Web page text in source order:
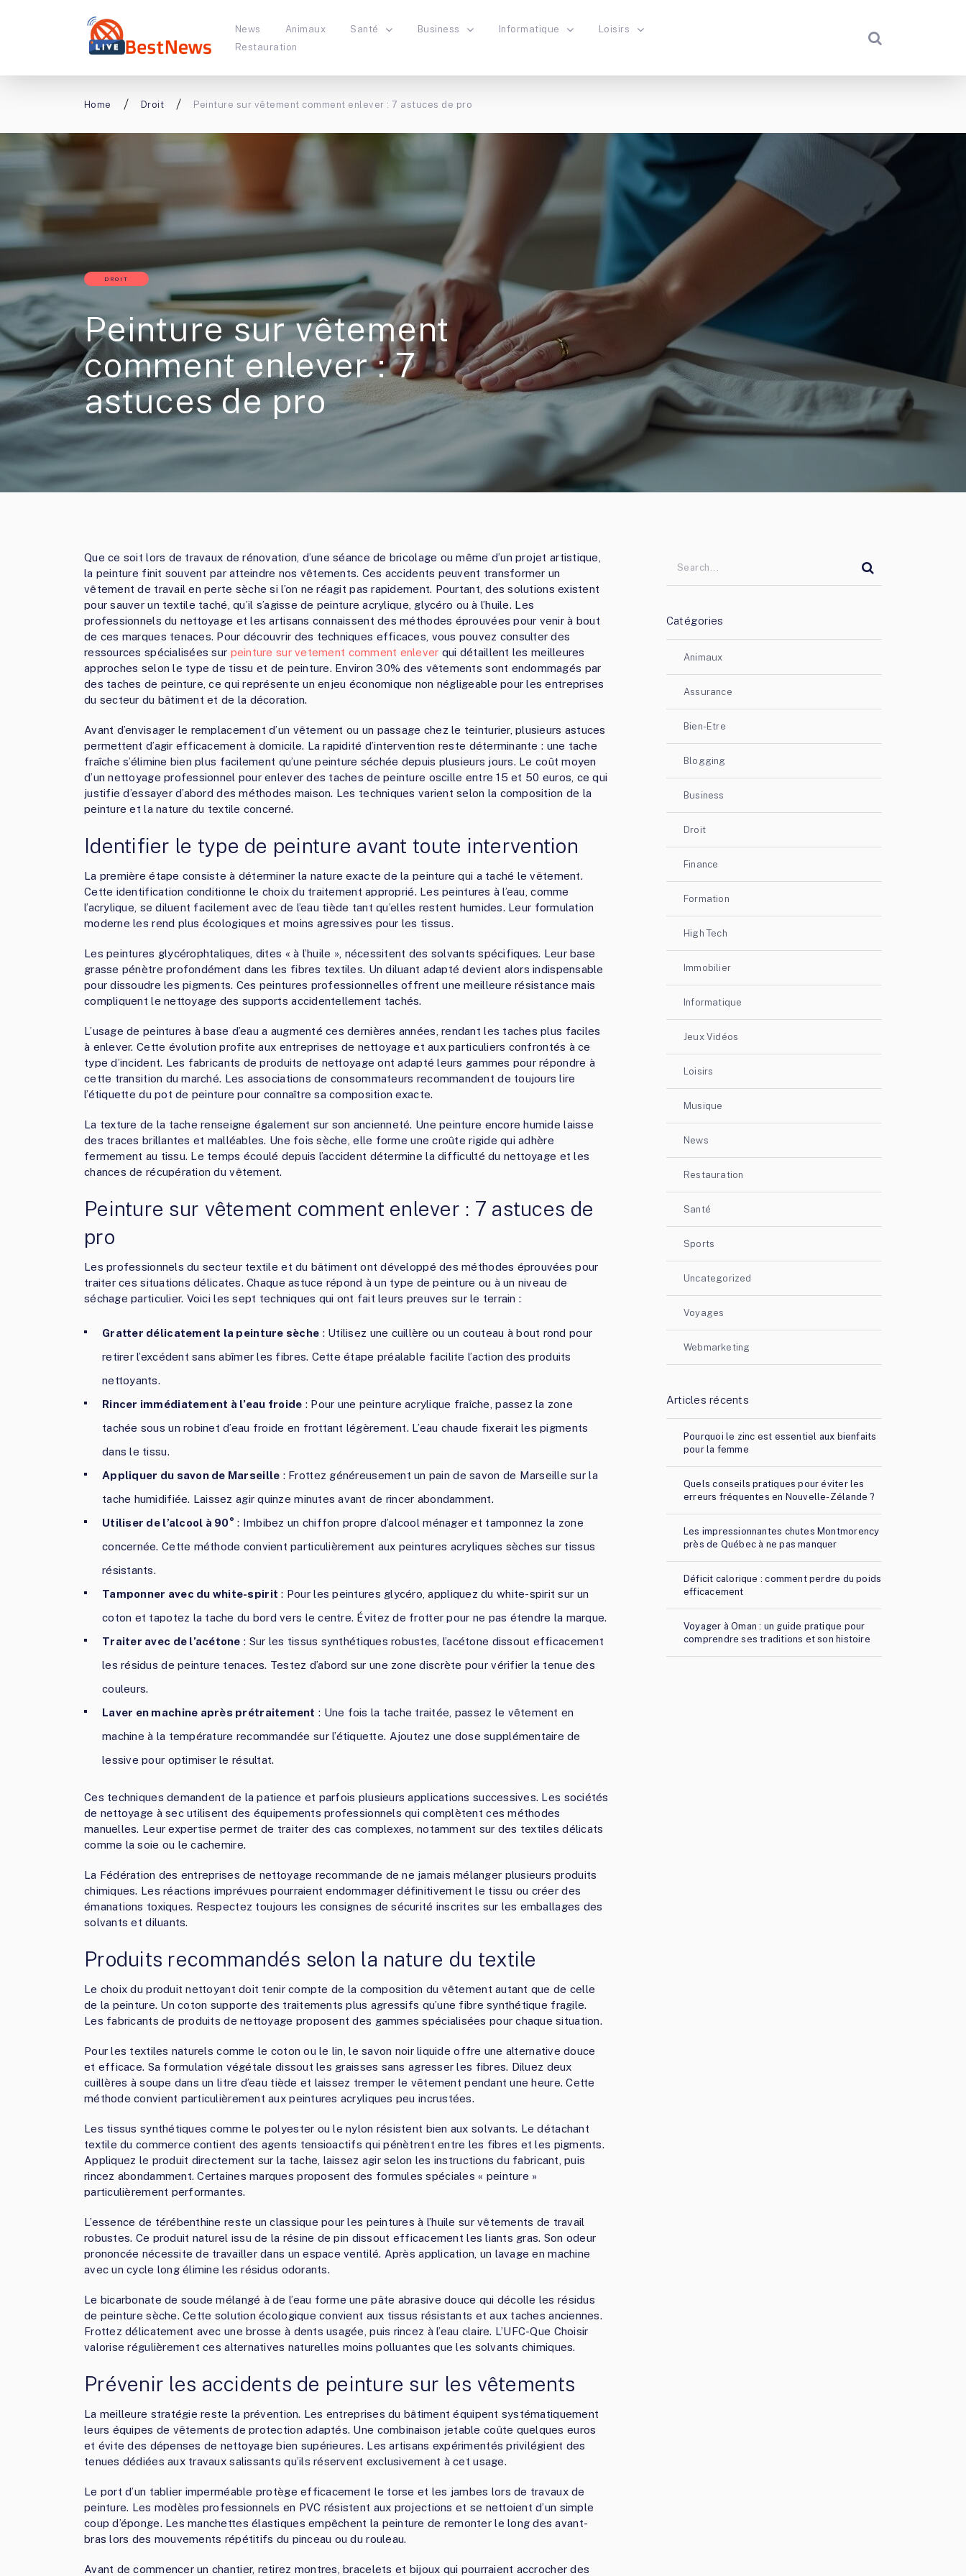
News Animaux Santé Business Informatique
Loisirs
Restauration
Home Droit Peinture sur vêtement comment enlever : 7 astuces de pro
DROIT
Peinture sur vêtement
comment enlever : 7
astuces de pro
Que ce soit lors de travaux de rénovation, d’une séance de bricolage ou même d’un projet artistique,
la peinture finit souvent par atteindre nos vêtements. Ces accidents peuvent transformer un
vêtement de travail en perte sèche si l’on ne réagit pas rapidement. Pourtant, des solutions existent
pour sauver un textile taché, qu’il s’agisse de peinture acrylique, glycéro ou à l’huile. Les
professionnels du nettoyage et les artisans connaissent des méthodes éprouvées pour venir à bout
de ces marques tenaces. Pour découvrir des techniques efficaces, vous pouvez consulter des
ressources spécialisées sur peinture sur vetement comment enlever qui détaillent les meilleures
approches selon le type de tissu et de peinture. Environ 30% des vêtements sont endommagés par
des taches de peinture, ce qui représente un enjeu économique non négligeable pour les entreprises
du secteur du bâtiment et de la décoration.
Avant d’envisager le remplacement d’un vêtement ou un passage chez le teinturier, plusieurs astuces
permettent d’agir efficacement à domicile. La rapidité d’intervention reste déterminante : une tache
fraîche s’élimine bien plus facilement qu’une peinture séchée depuis plusieurs jours. Le coût moyen
d’un nettoyage professionnel pour enlever des taches de peinture oscille entre 15 et 50 euros, ce qui
justifie d’essayer d’abord des méthodes maison. Les techniques varient selon la composition de la
peinture et la nature du textile concerné.
Identifier le type de peinture avant toute intervention
La première étape consiste à déterminer la nature exacte de la peinture qui a taché le vêtement.
Cette identification conditionne le choix du traitement approprié. Les peintures à l’eau, comme
l’acrylique, se diluent facilement avec de l’eau tiède tant qu’elles restent humides. Leur formulation
moderne les rend plus écologiques et moins agressives pour les tissus.
Les peintures glycérophtaliques, dites « à l’huile », nécessitent des solvants spécifiques. Leur base
grasse pénètre profondément dans les fibres textiles. Un diluant adapté devient alors indispensable
pour dissoudre les pigments. Ces peintures professionnelles offrent une meilleure résistance mais
compliquent le nettoyage des supports accidentellement tachés.
L’usage de peintures à base d’eau a augmenté ces dernières années, rendant les taches plus faciles
à enlever. Cette évolution profite aux entreprises de nettoyage et aux particuliers confrontés à ce
type d’incident. Les fabricants de produits de nettoyage ont adapté leurs gammes pour répondre à
cette transition du marché. Les associations de consommateurs recommandent de toujours lire
l’étiquette du pot de peinture pour connaître sa composition exacte.
La texture de la tache renseigne également sur son ancienneté. Une peinture encore humide laisse
des traces brillantes et malléables. Une fois sèche, elle forme une croûte rigide qui adhère
fermement au tissu. Le temps écoulé depuis l’accident détermine la difficulté du nettoyage et les
chances de récupération du vêtement.
Peinture sur vêtement comment enlever : 7 astuces de
pro
Les professionnels du secteur textile et du bâtiment ont développé des méthodes éprouvées pour
traiter ces situations délicates. Chaque astuce répond à un type de peinture ou à un niveau de
séchage particulier. Voici les sept techniques qui ont fait leurs preuves sur le terrain :
Gratter délicatement la peinture sèche : Utilisez une cuillère ou un couteau à bout rond pour
retirer l’excédent sans abîmer les fibres. Cette étape préalable facilite l’action des produits
nettoyants.
Rincer immédiatement à l’eau froide : Pour une peinture acrylique fraîche, passez la zone
tachée sous un robinet d’eau froide en frottant légèrement. L’eau chaude fixerait les pigments
dans le tissu.
Appliquer du savon de Marseille : Frottez généreusement un pain de savon de Marseille sur la
tache humidifiée. Laissez agir quinze minutes avant de rincer abondamment.
Utiliser de l’alcool à 90° : Imbibez un chiffon propre d’alcool ménager et tamponnez la zone
concernée. Cette méthode convient particulièrement aux peintures acryliques sèches sur tissus
résistants.
Tamponner avec du white-spirit : Pour les peintures glycéro, appliquez du white-spirit sur un
coton et tapotez la tache du bord vers le centre. Évitez de frotter pour ne pas étendre la marque.
Traiter avec de l’acétone : Sur les tissus synthétiques robustes, l’acétone dissout efficacement
les résidus de peinture tenaces. Testez d’abord sur une zone discrète pour vérifier la tenue des
couleurs.
Laver en machine après prétraitement : Une fois la tache traitée, passez le vêtement en
machine à la température recommandée sur l’étiquette. Ajoutez une dose supplémentaire de
lessive pour optimiser le résultat.
Ces techniques demandent de la patience et parfois plusieurs applications successives. Les sociétés
de nettoyage à sec utilisent des équipements professionnels qui complètent ces méthodes
manuelles. Leur expertise permet de traiter des cas complexes, notamment sur des textiles délicats
comme la soie ou le cachemire.
La Fédération des entreprises de nettoyage recommande de ne jamais mélanger plusieurs produits
chimiques. Les réactions imprévues pourraient endommager définitivement le tissu ou créer des
émanations toxiques. Respectez toujours les consignes de sécurité inscrites sur les emballages des
solvants et diluants.
Produits recommandés selon la nature du textile
Le choix du produit nettoyant doit tenir compte de la composition du vêtement autant que de celle
de la peinture. Un coton supporte des traitements plus agressifs qu’une fibre synthétique fragile.
Les fabricants de produits de nettoyage proposent des gammes spécialisées pour chaque situation.
Pour les textiles naturels comme le coton ou le lin, le savon noir liquide offre une alternative douce
et efficace. Sa formulation végétale dissout les graisses sans agresser les fibres. Diluez deux
cuillères à soupe dans un litre d’eau tiède et laissez tremper le vêtement pendant une heure. Cette
méthode convient particulièrement aux peintures acryliques peu incrustées.
Les tissus synthétiques comme le polyester ou le nylon résistent bien aux solvants. Le détachant
textile du commerce contient des agents tensioactifs qui pénètrent entre les fibres et les pigments.
Appliquez le produit directement sur la tache, laissez agir selon les instructions du fabricant, puis
rincez abondamment. Certaines marques proposent des formules spéciales « peinture »
particulièrement performantes.
L’essence de térébenthine reste un classique pour les peintures à l’huile sur vêtements de travail
robustes. Ce produit naturel issu de la résine de pin dissout efficacement les liants gras. Son odeur
prononcée nécessite de travailler dans un espace ventilé. Après application, un lavage en machine
avec un cycle long élimine les résidus odorants.
Le bicarbonate de soude mélangé à de l’eau forme une pâte abrasive douce qui décolle les résidus
de peinture sèche. Cette solution écologique convient aux tissus résistants et aux taches anciennes.
Frottez délicatement avec une brosse à dents usagée, puis rincez à l’eau claire. L’UFC-Que Choisir
valorise régulièrement ces alternatives naturelles moins polluantes que les solvants chimiques.
Prévenir les accidents de peinture sur les vêtements
La meilleure stratégie reste la prévention. Les entreprises du bâtiment équipent systématiquement
leurs équipes de vêtements de protection adaptés. Une combinaison jetable coûte quelques euros
et évite des dépenses de nettoyage bien supérieures. Les artisans expérimentés privilégient des
tenues dédiées aux travaux salissants qu’ils réservent exclusivement à cet usage.
Le port d’un tablier imperméable protège efficacement le torse et les jambes lors de travaux de
peinture. Les modèles professionnels en PVC résistent aux projections et se nettoient d’un simple
coup d’éponge. Les manchettes élastiques empêchent la peinture de remonter le long des avant-
bras lors des mouvements répétitifs du pinceau ou du rouleau.
Avant de commencer un chantier, retirez montres, bracelets et bijoux qui pourraient accrocher des
Catégories
Animaux
Assurance
Bien-Etre
Blogging
Business
Droit
Finance
Formation
High Tech
Immobilier
Informatique
Jeux Vidéos
Loisirs
Musique
News
Restauration
Santé
Sports
Uncategorized
Voyages
Webmarketing
Articles récents
Pourquoi le zinc est essentiel aux bienfaits
pour la femme
Quels conseils pratiques pour éviter les
erreurs fréquentes en Nouvelle-Zélande ?
Les impressionnantes chutes Montmorency
près de Québec à ne pas manquer
Déficit calorique : comment perdre du poids
efficacement
Voyager à Oman : un guide pratique pour
comprendre ses traditions et son histoire